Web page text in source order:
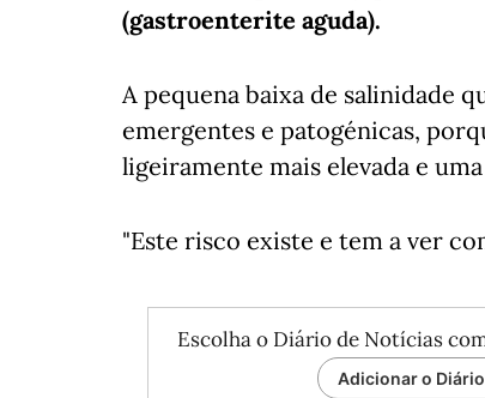
(gastroenterite aguda).
A pequena baixa de salinidade
emergentes e patogénicas,
ligeiramente mais elevada e
"Este risco existe e tem a ver
Escolha o Diário de Notícias
Adicionar o